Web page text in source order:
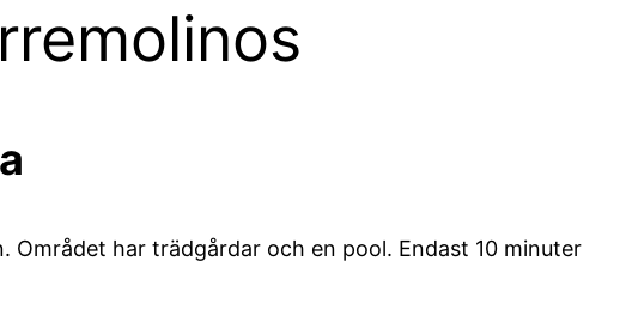
har trädgårdar och en pool. Endast 10 minuter